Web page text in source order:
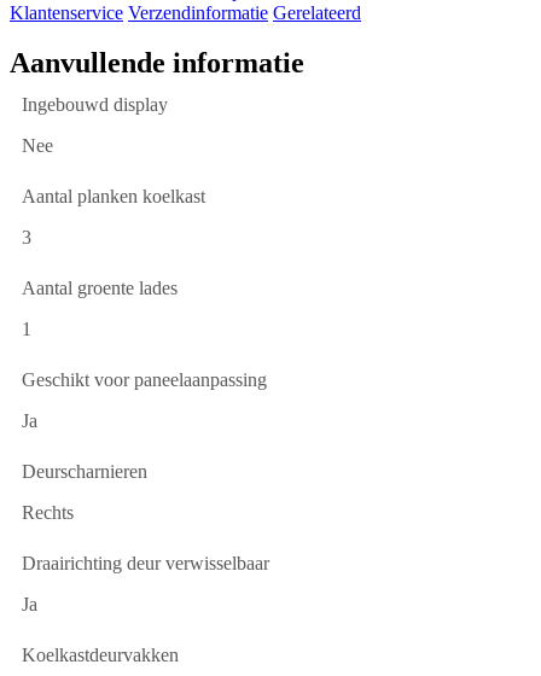
Klantenservice Verzendinformatie Gerelateerd
Aanvullende informatie
Ingebouwd display
Nee
Aantal planken koelkast
3
Aantal groente lades
1
Geschikt voor paneelaanpassing
Ja
Deurscharnieren
Rechts
Draairichting deur verwisselbaar
Ja
Koelkastdeurvakken